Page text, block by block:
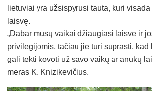
lietuviai yra užsispyrusi tauta, kuri
laisvę.
„Dabar mūsų vaikai džiaugiasi laisve ir
privilegijomis, tačiau jie turi suprasti, kad
gali tekti kovoti už savo vaikų ar anūkų
meras K. Knizikevičius.